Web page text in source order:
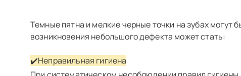
Темные пятна и мелкие черные точки на зубах
возникновения небольшого дефекта может стать:
✔️Неправильная гигиена